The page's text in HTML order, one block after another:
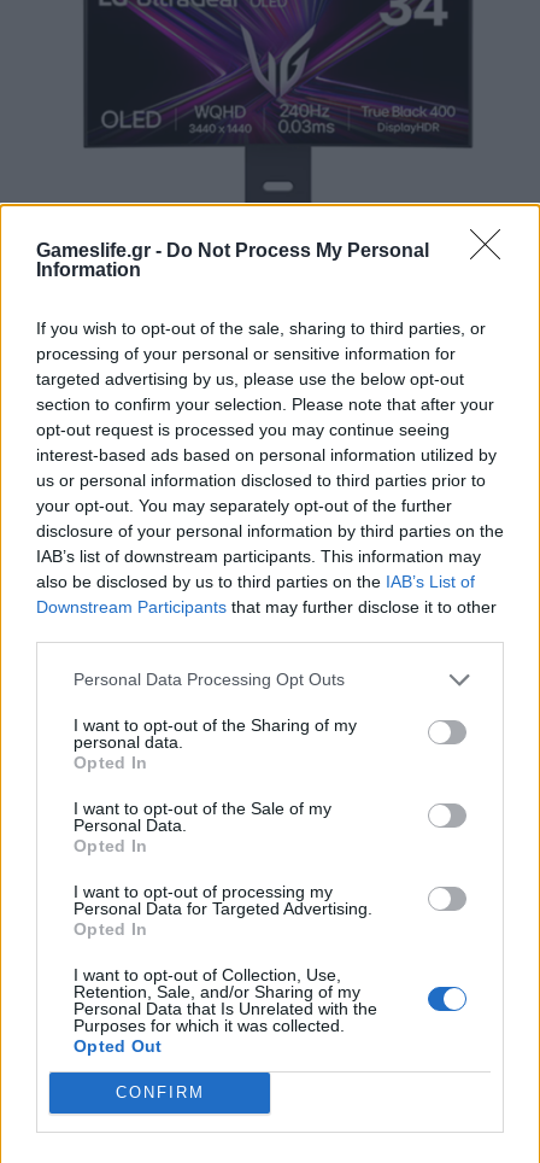
Gameslife.gr - Do Not Process My Personal
Information
If you wish to opt-out of the sale, sharing to third parties, or
processing of your personal or sensitive information for
targeted advertising by us, please use the below opt-out
section to confirm your selection. Please note that after your
opt-out request is processed you may continue seeing
interest-based ads based on personal information utilized by
us or personal information disclosed to third parties prior to
your opt-out. You may separately opt-out of the further
disclosure of your personal information by third parties on the
IAB’s list of downstream participants. This information may
also be disclosed by us to third parties on the IAB’s List of
Downstream Participants that may further disclose it to other
Personal Data Processing Opt Outs
I want to opt-out of the Sharing of my
personal data.
Opted In
I want to opt-out of the Sale of my
Personal Data.
Opted In
I want to opt-out of processing my
Personal Data for Targeted Advertising.
Opted In
I want to opt-out of Collection, Use,
Retention, Sale, and/or Sharing of my
Personal Data that Is Unrelated with the
Purposes for which it was collected.
Opted Out
CONFIRM
Summer Mode ON! Η LG μετατρέπει κάθε
BY ΠΈΤΡΟΣ ΚΥΠΡΑΊΟΣ 06/08/2026
Καλοκαιρινές στιγμές, ατελείωτες αποδράσεις και gaming
εμπειρίες με την τεχνολογία της LG UltraGear OLED. Η…
REVIEWS
ΠΈΤΡΟΣ ΚΥΠΡΑΊΟΣ
ακολουθούσε την πεπατημένη. Από τα Zeno…